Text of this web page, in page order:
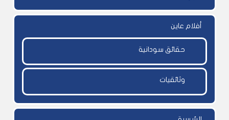
أفلام عاين
حقائق سودانية
وثائقيات